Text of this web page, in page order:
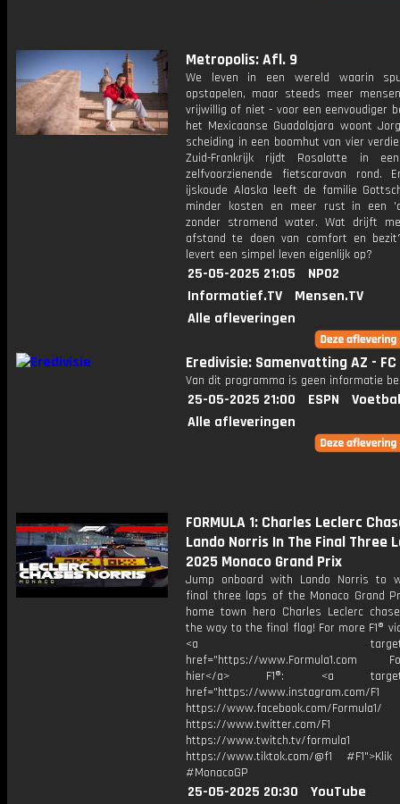
Metropolis: Afl. 9
We leven in een wereld waarin
opstapelen, maar steeds meer
vrijwillig of niet - voor een eenvoudiger
het Mexicaanse Guadalajara woont
scheiding in een boomhut van vier
Zuid-Frankrijk rijdt Rosalotte in
zelfvoorzienende fietscaravan rond.
ijskoude Alaska leeft de familie
minder kosten en meer rust in een
zonder stromend water. Wat drijft
afstand te doen van comfort en
levert een simpel leven eigenlijk op?
25-05-2025 21:05
NPO2
Informatief.TV
Mensen.TV
Alle afleveringen
Eredivisie: Samenvatting AZ -
Van dit programma is geen informatie
25-05-2025 21:00 ESPN
Alle afleveringen
FORMULA 1: Charles Leclerc
Lando Norris In The Final Three
2025 Monaco Grand Prix
Jump onboard with Lando Norris to
final three laps of the Monaco Grand
home town hero Charles Leclerc
the way to the final flag! For more F1®
<a
href="https://www.Formula1.com
hier</a> F1®: <a
href="https://www.instagram.com/F1
https://www.facebook.com/Formula1/
https://www.twitter.com/F1
https://www.twitch.tv/formula1
https://www.tiktok.com/@f1
#MonacoGP
25-05-2025 20:30
YouTube